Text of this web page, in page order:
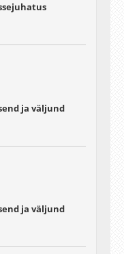
ja väljund
ja väljund